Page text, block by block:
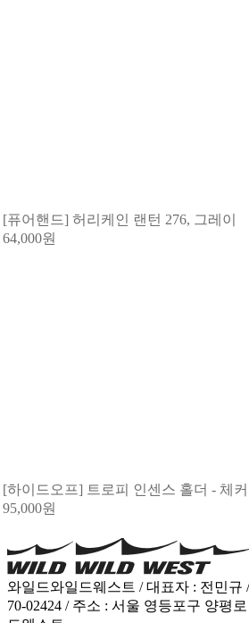
[퓨어핸드] 허리케인 랜턴 276, 그레이
64,000원
[하이드오프] 트로피 인센스 홀더 - 체
95,000원
와일드와일드웨스트 / 대표자 : 전민규
70-02424 / 주소 : 서울 영등포구 양평